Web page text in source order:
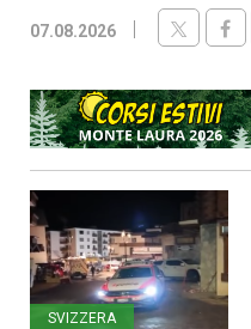
07.08.2026
SVIZZERA